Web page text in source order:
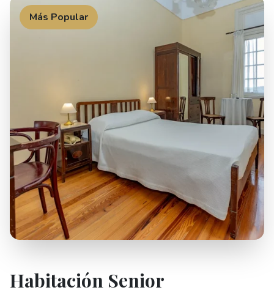
Más Popular
Habitación Senior